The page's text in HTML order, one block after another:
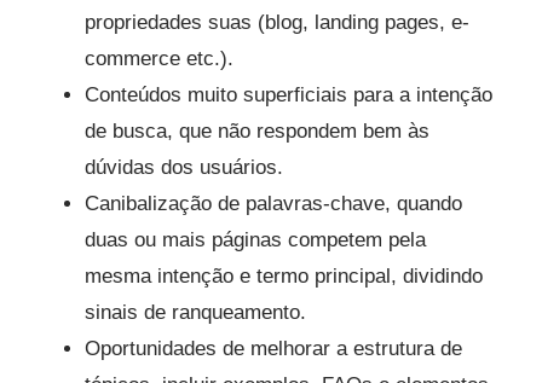
propriedades suas (blog, landing pages, e-
commerce etc.).
Conteúdos muito superficiais para a intenção
de busca, que não respondem bem às
dúvidas dos usuários.
Canibalização de palavras-chave, quando
duas ou mais páginas competem pela
mesma intenção e termo principal, dividindo
sinais de ranqueamento.
Oportunidades de melhorar a estrutura de